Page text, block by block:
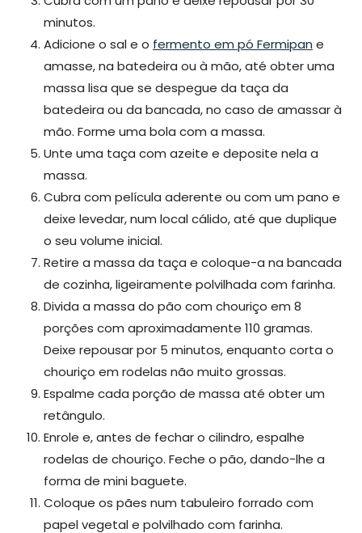
minutos.
Adicione o sal e o fermento em pó Fermipan e
amasse, na batedeira ou à mão, até obter uma
massa lisa que se despegue da taça da
batedeira ou da bancada, no caso de amassar à
mão. Forme uma bola com a massa.
Unte uma taça com azeite e deposite nela a
massa.
Cubra com película aderente ou com um pano e
deixe levedar, num local cálido, até que duplique
o seu volume inicial.
Retire a massa da taça e coloque-a na bancada
de cozinha, ligeiramente polvilhada com farinha.
Divida a massa do pão com chouriço em 8
porções com aproximadamente 110 gramas.
Deixe repousar por 5 minutos, enquanto corta o
chouriço em rodelas não muito grossas.
Espalme cada porção de massa até obter um
retângulo.
Enrole e, antes de fechar o cilindro, espalhe
rodelas de chouriço. Feche o pão, dando-lhe a
forma de mini baguete.
Coloque os pães num tabuleiro forrado com
papel vegetal e polvilhado com farinha.